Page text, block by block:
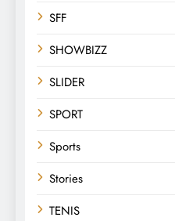
SFF
SHOWBIZZ
SLIDER
SPORT
Sports
Stories
TENIS